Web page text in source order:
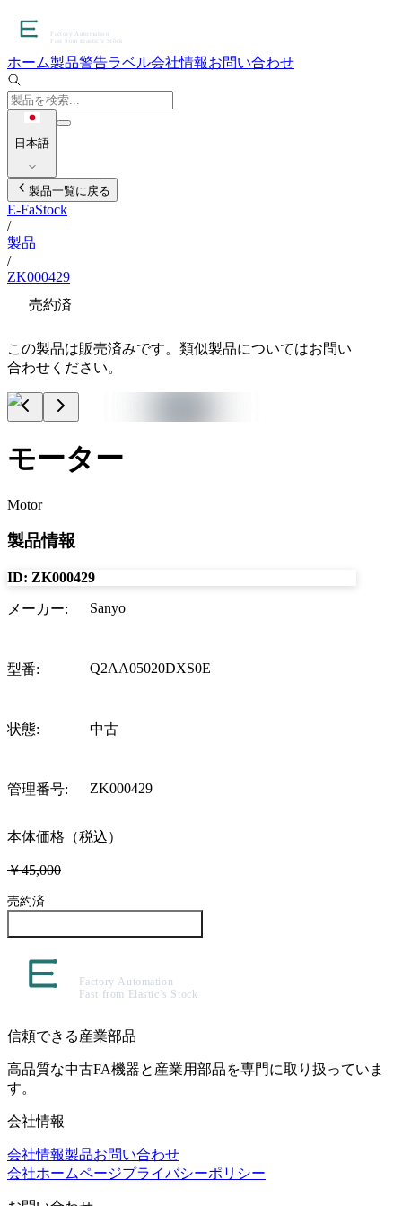
ホーム製品警告ラベル会社情報お問い合わせ
日本語
製品一覧に戻る
E-FaStock
/
製品
/
ZK000429
売約済
この製品は販売済みです。類似製品についてはお問い
合わせください。
モーター
Motor
製品情報
ID: ZK000429
メーカー: Sanyo
型番: Q2AA05020DXS0E
状態: 中古
管理番号: ZK000429
本体価格（税込）
￥45,000
売約済
信頼できる産業部品
高品質な中古FA機器と産業用部品を専門に取り扱っていま
す。
会社情報
会社情報製品お問い合わせ
会社ホームページプライバシーポリシー